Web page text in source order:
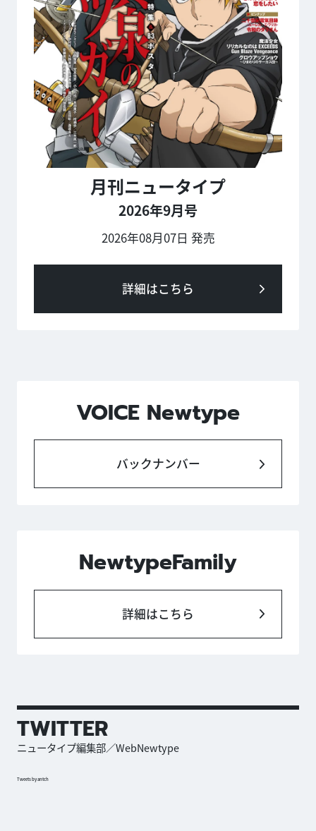
月刊ニュータイプ
2026年9月号
2026年08月07日 発売
詳細はこちら
VOICE Newtype
バックナンバー
NewtypeFamily
詳細はこちら
TWITTER
ニュータイプ編集部／WebNewtype
Tweets by antch